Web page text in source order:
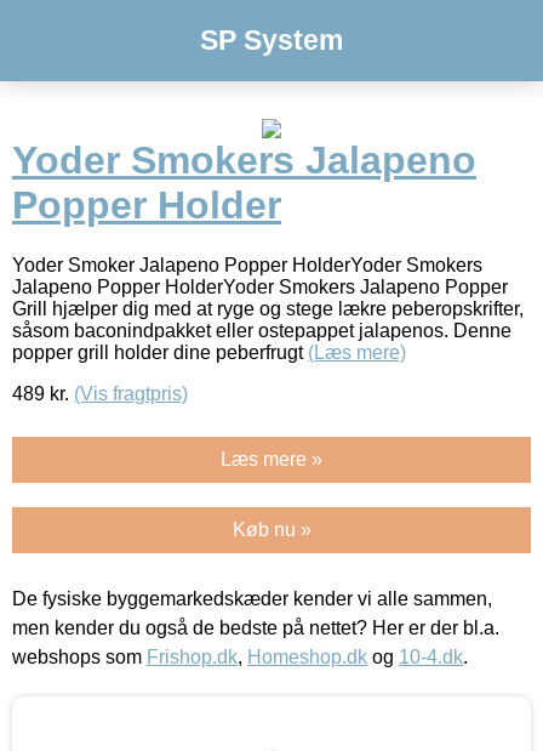
SP System
Yoder Smokers Jalapeno
Popper Holder
Yoder Smoker Jalapeno Popper HolderYoder Smokers
Jalapeno Popper HolderYoder Smokers Jalapeno Popper
Grill hjælper dig med at ryge og stege lækre peberopskrifter,
såsom baconindpakket eller ostepappet jalapenos. Denne
popper grill holder dine peberfrugt (Læs mere)
489 kr. (Vis fragtpris)
Læs mere »
Køb nu »
De fysiske byggemarkedskæder kender vi alle sammen,
men kender du også de bedste på nettet? Her er der bl.a.
webshops som Frishop.dk, Homeshop.dk og 10-4.dk.